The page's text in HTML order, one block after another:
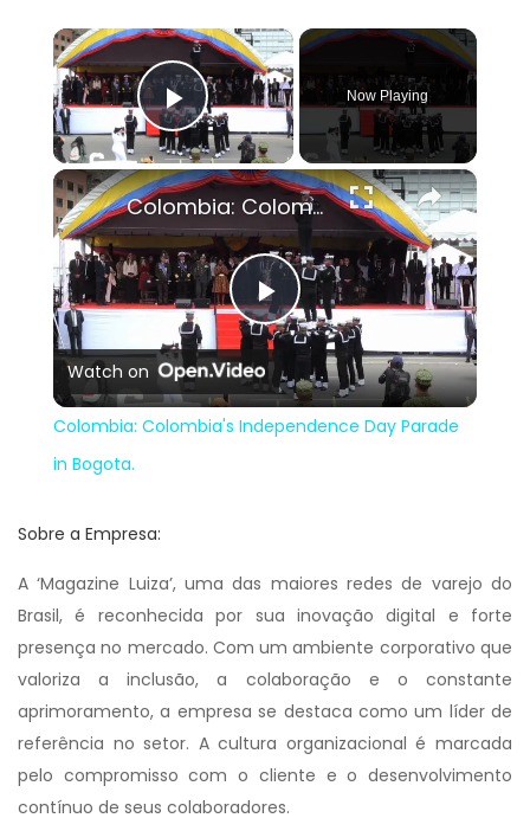
×
Play Video
Now Playing
×
Play
Video
Colombia: Colombia's Independence Day Parade in Bogota.
Watch on
Colombia: Colombia's Independence Day Parade
in Bogota.
Sobre a Empresa:
A ‘Magazine Luiza’, uma das maiores redes de varejo do
Brasil, é reconhecida por sua inovação digital e forte
presença no mercado. Com um ambiente corporativo que
valoriza a inclusão, a colaboração e o constante
aprimoramento, a empresa se destaca como um líder de
referência no setor. A cultura organizacional é marcada
pelo compromisso com o cliente e o desenvolvimento
contínuo de seus colaboradores.